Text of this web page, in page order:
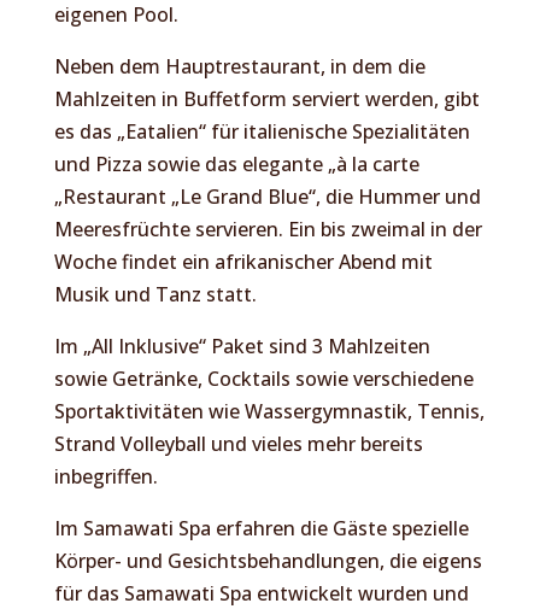
eigenen Pool.
Neben dem Hauptrestaurant, in dem die
Mahlzeiten in Buffetform serviert werden, gibt
es das „Eatalien“ für italienische Spezialitäten
und Pizza sowie das elegante „à la carte
„Restaurant „Le Grand Blue“, die Hummer und
Meeresfrüchte servieren. Ein bis zweimal in der
Woche findet ein afrikanischer Abend mit
Musik und Tanz statt.
Im „All Inklusive“ Paket sind 3 Mahlzeiten
sowie Getränke, Cocktails sowie verschiedene
Sportaktivitäten wie Wassergymnastik, Tennis,
Strand Volleyball und vieles mehr bereits
inbegriffen.
Im Samawati Spa erfahren die Gäste spezielle
Körper- und Gesichtsbehandlungen, die eigens
für das Samawati Spa entwickelt wurden und